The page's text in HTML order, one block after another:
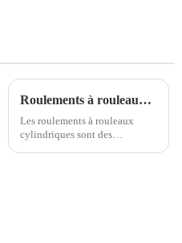
Roulements à rouleaux cylindriques : guide complet des roulements à une et deux rangées
Les roulements à rouleaux
cylindriques sont des